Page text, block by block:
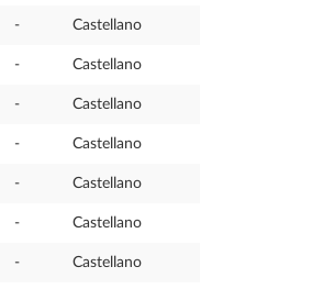
- Castellano
- Castellano
- Castellano
- Castellano
- Castellano
- Castellano
- Castellano